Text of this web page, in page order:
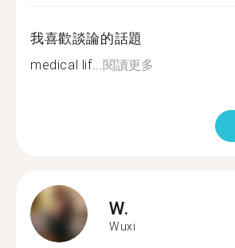
我喜歡談論的話題
medical lif...閱讀更多
W.
Wuxi